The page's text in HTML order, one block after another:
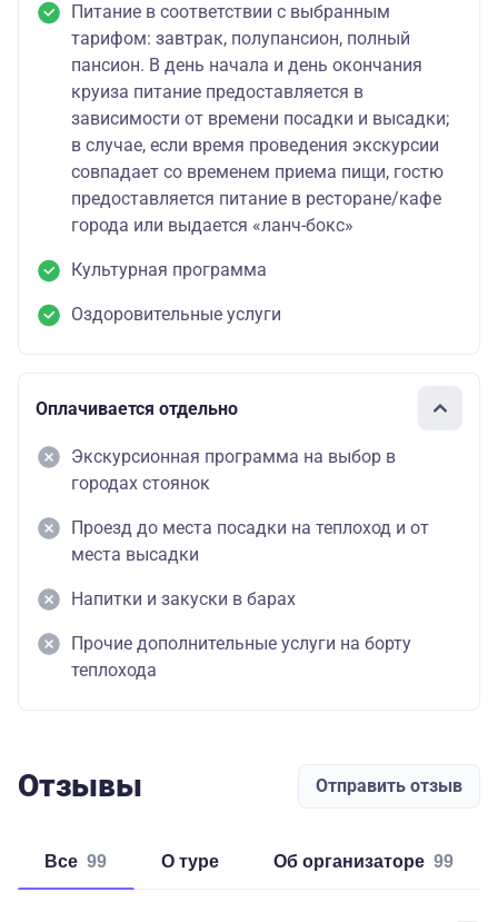
Питание в соответствии с выбранным
тарифом: завтрак, полупансион, полный
пансион. В день начала и день окончания
круиза питание предоставляется в
зависимости от времени посадки и высадки;
в случае, если время проведения экскурсии
совпадает со временем приема пищи, гостю
предоставляется питание в ресторане/кафе
города или выдается «ланч-бокс»
Культурная программа
Оздоровительные услуги
Оплачивается отдельно
Экскурсионная программа на выбор в
городах стоянок
Проезд до места посадки на теплоход и от
места высадки
Напитки и закуски в барах
Прочие дополнительные услуги на борту
теплохода
Отзывы Отправить отзыв
Все 99 о туре об организаторе 99